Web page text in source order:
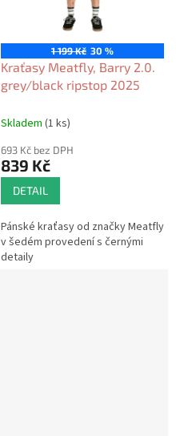
1 199 Kč 30 %
Kraťasy Meatfly, Barry 2.0.
grey/black ripstop 2025
Skladem (1 ks)
693 Kč bez DPH
839 Kč
DETAIL
Pánské kraťasy od značky Meatfly
v šedém provedení s černými
detaily